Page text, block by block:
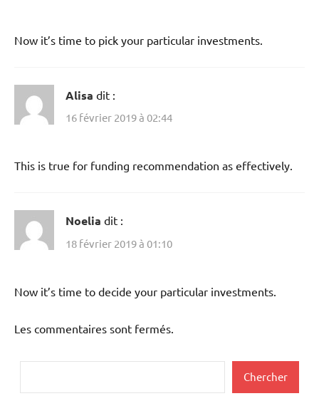
Now it’s time to pick your particular investments.
Alisa dit :
16 février 2019 à 02:44
This is true for funding recommendation as effectively.
Noelia dit :
18 février 2019 à 01:10
Now it’s time to decide your particular investments.
Les commentaires sont fermés.
Chercher